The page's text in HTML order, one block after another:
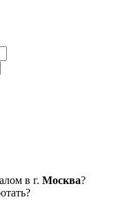
в г. Москва?